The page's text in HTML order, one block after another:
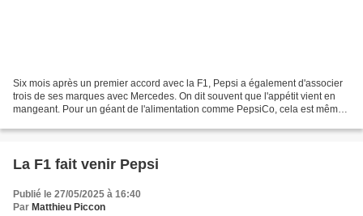
Six mois après un premier accord avec la F1, Pepsi a également d'associer
trois de ses marques avec Mercedes. On dit souvent que l'appétit vient en
mangeant. Pour un géant de l'alimentation comme PepsiCo, cela est même
La F1 fait venir Pepsi
Publié le 27/05/2025 à 16:40
Par Matthieu Piccon